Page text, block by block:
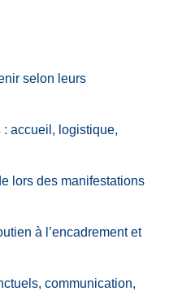
selon leurs
: accueil, logistique,
lors des manifestations
à l’encadrement et
communication,